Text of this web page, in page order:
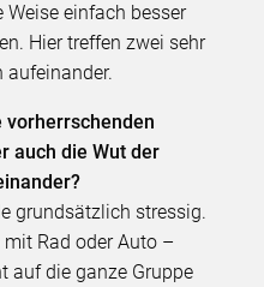
Weise einfach besser
Hier treffen zwei sehr
aufeinander.
vorherrschenden
auch die Wut der
grundsätzlich stressig.
Rad oder Auto –
auf die ganze Gruppe